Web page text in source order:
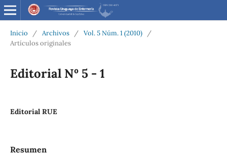
Inicio / Archivos / Vol. 5 Núm. 1 (2010)
/
Artículos originales
Editorial Nº 5 - 1
Editorial RUE
Resumen